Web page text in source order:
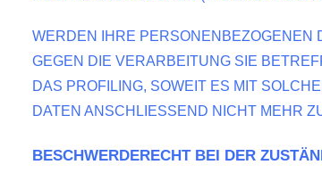
WERDEN IHRE PERSONENBEZOGENEN
GEGEN DIE VERARBEITUNG SIE
DAS PROFILING, SOWEIT ES MIT
DATEN ANSCHLIESSEND NICHT MEHR
BESCHWERDE­RECHT BEI DER